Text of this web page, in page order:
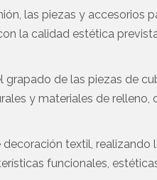
las piezas y accesorios
la calidad estética
grapado de las piezas de
y materiales de relleno,
textil, realizando
funcionales,